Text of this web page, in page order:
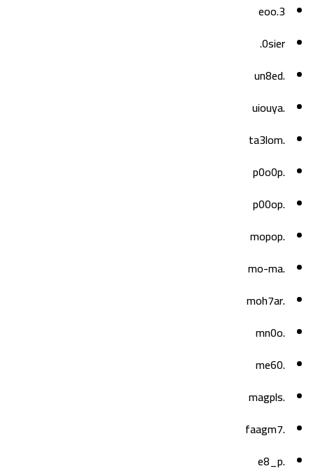
3.eoo
0sier.
.un8ed
.uiouya
.ta3lom
.p0o0p
.p00op
.mopop
.mo-ma
.moh7ar
.mn0o
.me60
.magpls
.faagm7
.e8_p